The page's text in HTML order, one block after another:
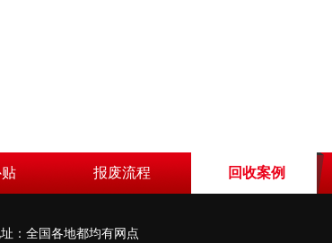
报废流程 回收案例
：全国各地都均有网点